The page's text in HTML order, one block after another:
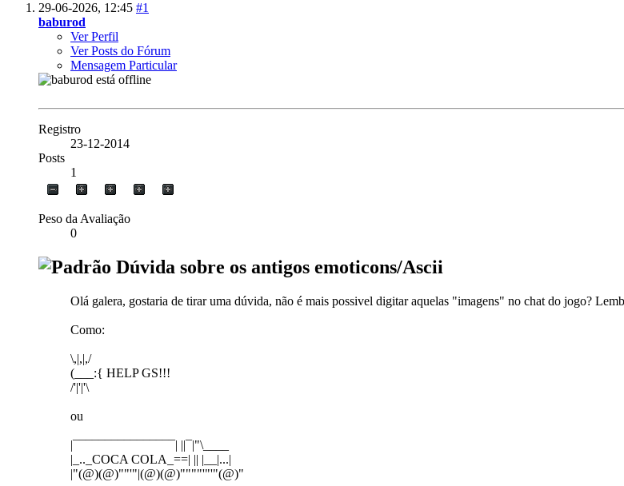
29-06-2026, 12:45 #1
baburod
Ver Perfil
Ver Posts do Fórum
Mensagem Particular
Registro
23-12-2014
Posts
1
Peso da Avaliação
0
Dúvida sobre os antigos emoticons/Ascii
Olá galera, gostaria de tirar uma dúvida, não é mais possivel digitar aquelas "imagens" no chat do jogo?
Como:
\,|,|,/
(___:{ HELP GS!!!
/'|'|'\
ou
|¯¯¯¯¯¯¯¯¯¯¯¯¯¯¯¯| ||¯|"\____
|_.._COCA COLA_==| || |__|...|
|"(@)(@)""'"|(@)(@)""""'"'"(@)"